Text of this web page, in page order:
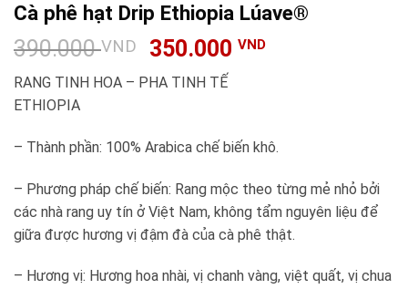
Cà phê hạt Drip Ethiopia Lúave®
390.000VND 350.000 VND
RANG TINH HOA – PHA TINH TẾ
ETHIOPIA
– Thành phần: 100% Arabica chế biến khô.
– Phương pháp chế biến: Rang mộc theo từng mẻ nhỏ bởi
các nhà rang uy tín ở Việt Nam, không tẩm nguyên liệu để
giữa được hương vị đậm đà của cà phê thật.
– Hương vị: Hương hoa nhài, vị chanh vàng, việt quất, vị chua